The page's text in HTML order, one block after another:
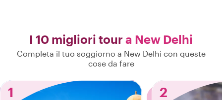
I 10 migliori tour a New Delhi
Completa il tuo soggiorno a New Delhi con queste
cose da fare
1 2